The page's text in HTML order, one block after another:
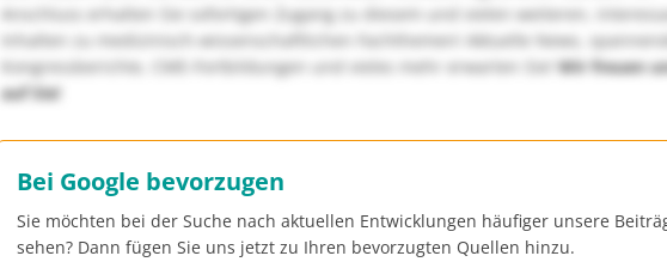
Anschluss erhalten Sie sofortigen Zugang zu diesem und vielen weiteren,
Inhalten zu medizinisch-wissenschaftlichen Fachthemen! Aktuelle News,
Kongressberichte, CME-Fortbildungen und vieles mehr erwarten Sie! Wir freuen
auf Sie!
Bei Google bevorzugen
Sie möchten bei der Suche nach aktuellen Entwicklungen häufiger unsere
sehen? Dann fügen Sie uns jetzt zu Ihren bevorzugten Quellen hinzu.